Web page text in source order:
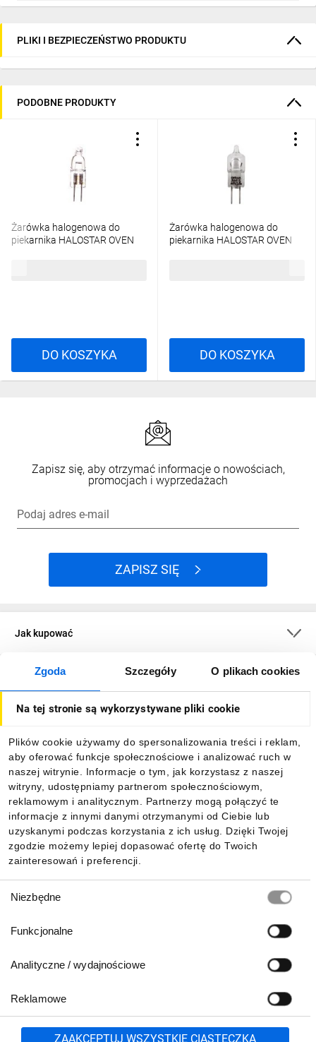
Zgoda Szczegóły O plikach cookies
Na tej stronie są wykorzystywane pliki cookie
Plików cookie używamy do spersonalizowania treści i reklam,
aby oferować funkcje społecznościowe i analizować ruch w
naszej witrynie. Informacje o tym, jak korzystasz z naszej
witryny, udostępniamy partnerom społecznościowym,
reklamowym i analitycznym. Partnerzy mogą połączyć te
informacje z innymi danymi otrzymanymi od Ciebie lub
uzyskanymi podczas korzystania z ich usług. Dzięki Twojej
zgodzie możemy lepiej dopasować ofertę do Twoich
zainteresowań i preferencji.
zgody
Niezbędne
Funkcjonalne
Analityczne / wydajnościowe
Reklamowe
ZAAKCEPTUJ WSZYSTKIE CIASTECZKA
PLIKI I BEZPIECZEŃSTWO PRODUKTU
PODOBNE PRODUKTY
Żarówka halogenowa do
piekarnika HALOSTAR OVEN
DO KOSZYKA
Żarówka halogenowa do
piekarnika HALOSTAR OVEN
DO KOSZYKA
Zapisz się, aby otrzymać informacje o nowościach,
promocjach i wyprzedażach
Podaj adres e-mail
ZAPISZ SIĘ
Jak kupować
O firmie
Informacje
Pobierz naszą aplikację mobilną:
801 500 700 lub 71 37 61 600